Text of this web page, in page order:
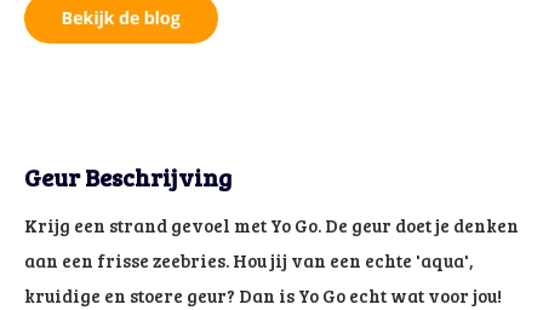
Geur Beschrijving
Krijg een strand gevoel met Yo Go. De geur doet je denken
aan een frisse zeebries. Hou jij van een echte 'aqua',
kruidige en stoere geur? Dan is Yo Go echt wat voor jou!